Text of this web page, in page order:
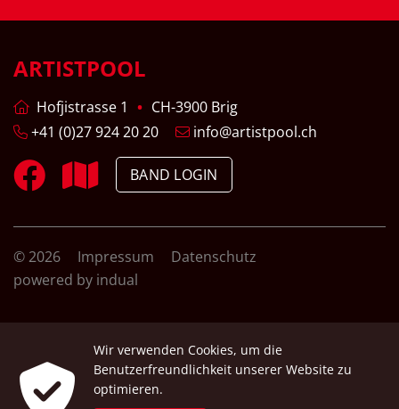
ARTISTPOOL
Hofjistrasse 1
CH-3900 Brig
+41 (0)27 924 20 20
info@artistpool.ch
BAND LOGIN
© 2026 Impressum
Datenschutz
powered by indual
Wir verwenden Cookies, um die
Benutzerfreundlichkeit unserer Website zu
optimieren.